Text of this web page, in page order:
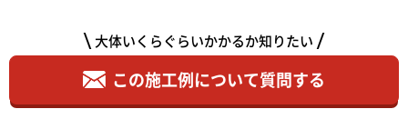
大体いくらぐらいかかるか知りたい
この施工例について質問する